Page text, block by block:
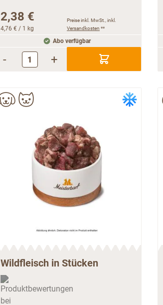
2,38 €
4,76 € / 1 kg
Preise inkl. MwSt., inkl.
Versandkosten **
Abo verfügbar
- +
Wildfleisch in Stücken